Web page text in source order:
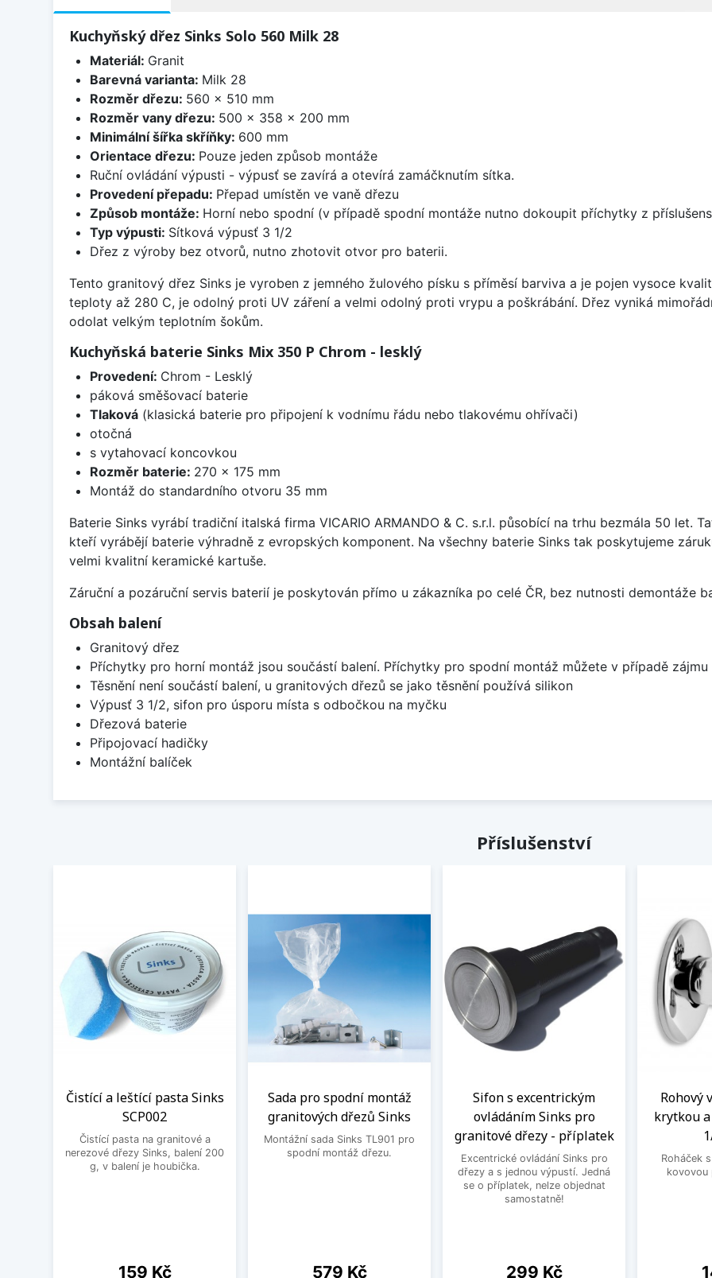
Kuchyňský dřez Sinks Solo 560 Milk 28
Materiál: Granit
Barevná varianta: Milk 28
Rozměr dřezu: 560 x 510 mm
Rozměr vany dřezu: 500 x 358 x 200 mm
Minimální šířka skříňky: 600 mm
Orientace dřezu: Pouze jeden způsob montáže
Ruční ovládání výpusti - výpusť se zavírá a otevírá zamáčknutím sítka.
Provedení přepadu: Přepad umístěn ve vaně dřezu
Způsob montáže: Horní nebo spodní (v případě spodní montáže nutno dokoupit příchytky z
Typ výpusti: Sítková výpusť 3 1/2
Dřez z výroby bez otvorů, nutno zhotovit otvor pro baterii.
Tento granitový dřez Sinks je vyroben z jemného žulového písku s příměsí barviva a je pojen vysoce
teploty až 280 C, je odolný proti UV záření a velmi odolný proti vrypu a poškrábání. Dřez vyniká
odolat velkým teplotním šokům.
Kuchyňská baterie Sinks Mix 350 P Chrom - lesklý
Provedení: Chrom - Lesklý
páková směšovací baterie
Tlaková(klasická baterie pro připojení k vodnímu řádu nebo tlakovému ohřívači)
otočná
s vytahovací koncovkou
Rozměr baterie: 270 x 175 mm
Montáž do standardního otvoru 35 mm
Baterie Sinks vyrábí tradiční italská firma VICARIO ARMANDO & C. s.r.l. působící na trhu bezmála 50 let.
kteří vyrábějí baterie výhradně z evropských komponent. Na všechny baterie Sinks tak poskytujeme
velmi kvalitní keramické kartuše.
Záruční a pozáruční servis baterií je poskytován přímo u zákazníka po celé ČR, bez nutnosti demontáže
Obsah balení
Granitový dřez
Příchytky pro horní montáž jsou součástí balení. Příchytky pro spodní montáž můžete v případě
Těsnění není součástí balení, u granitových dřezů se jako těsnění používá silikon
Výpusť 3 1/2, sifon pro úsporu místa s odbočkou na myčku
Dřezová baterie
Připojovací hadičky
Montážní balíček
Příslušenství
Čistící a leštící pasta Sinks
SCP002
Čistící pasta na granitové a
nerezové dřezy Sinks, balení 200
g, v balení je houbička.
Cena
159 Kč
Sada pro spodní montáž
granitových dřezů Sinks
Montážní sada Sinks TL901 pro
spodní montáž dřezu.
Cena
579 Kč
Sifon s excentrickým
ovládáním Sinks pro
granitové dřezy - příplatek
Excentrické ovládání Sinks pro
dřezy a s jednou výpustí. Jedná
se o příplatek, nelze objednat
samostatně!
Cena
299 Kč
Rohový
krytkou
Roháček
kovovou